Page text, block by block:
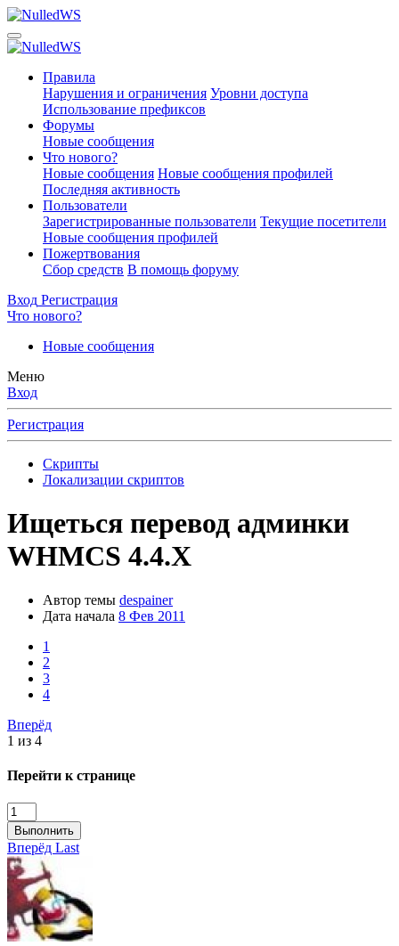
Правила
Нарушения и ограничения Уровни доступа
Использование префиксов
Форумы
Новые сообщения
Что нового?
Новые сообщения Новые сообщения профилей
Последняя активность
Пользователи
Зарегистрированные пользователи Текущие посетители
Новые сообщения профилей
Пожертвования
Сбор средств В помощь форуму
Вход Регистрация
Что нового?
Новые сообщения
Меню
Вход
Регистрация
Скрипты
Локализации скриптов
Ищеться перевод админки
WHMCS 4.4.X
Автор темы despainer
Дата начала 8 Фев 2011
1
2
3
4
Вперёд
1 из 4
Перейти к странице
Выполнить
Вперёд Last